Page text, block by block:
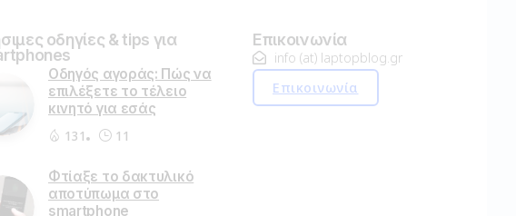
οδηγίες & tips για
Οδηγός αγοράς: Πώς να
επιλέξετε το τέλειο
κινητό για εσάς
131
11
Φτίαξε το δακτυλικό
αποτύπωμα στο
smartphone
Επικοινωνία
info (at) laptopblog.gr
Επικοινωνία